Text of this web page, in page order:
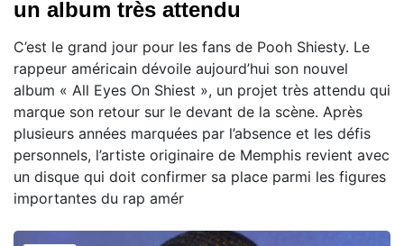
un album très attendu
C’est le grand jour pour les fans de Pooh Shiesty. Le
rappeur américain dévoile aujourd’hui son nouvel
album « All Eyes On Shiest », un projet très attendu qui
marque son retour sur le devant de la scène. Après
plusieurs années marquées par l’absence et les défis
personnels, l’artiste originaire de Memphis revient avec
un disque qui doit confirmer sa place parmi les figures
importantes du rap amér